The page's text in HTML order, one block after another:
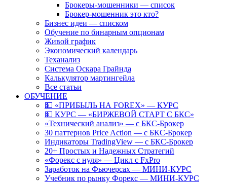
Брокеры-мошенники — список
Брокер-мошенник это кто?
Бизнес идеи — списком
Обучение по бинарным опционам
Живой график
Экономический календарь
Теханализ
Система Оскара Грайнда
Калькулятор мартингейла
Все статьи
ОБУЧЕНИЕ
💵 «ПРИБЫЛЬ НА FOREX» — КУРС
💵 КУРС — «БИРЖЕВОЙ СТАРТ С БКС»
«Технический анализ» — с БКС-Брокер
30 паттернов Price Action — с БКС-Брокер
Индикаторы TradingView — с БКС-Брокер
20+ Простых и Надежных Стратегий
«Форекс с нуля» — Цикл с FxPro
Заработок на Фьючерсах — МИНИ-КУРС
Учебник по рынку Форекс — МИНИ-КУРС